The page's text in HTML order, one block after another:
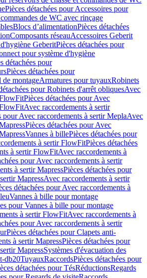
Pièces détachées pour Accessoires pour
de WC avec rinçage
Blocs d’alimentationPièces détachées
Composants réseauAccessoires Geberit
GeberitPièces détachées pour
pour système d'hygiène
détachées pour
Pièces détachées pour
de montageArmatures pour tuyauxRobinets
pour Robinets d'arrêt obliquesAvec
Pièces détachées pour Avec
Avec raccordements à sertir
pour Avec raccordements à sertir MeplaAvec
Pièces détachées pour Avec
Vannes à billePièces détachées pour
à sertir FlowFitPièces détachées
à sertir FlowFitAvec raccordements à
pour Avec raccordements à sertir
à sertir MapressPièces détachées pour
MapressAvec raccordements à sertir
détachées pour Avec raccordements à
Vannes à bille pour montage
pour Vannes à bille pour montage
à sertir FlowFitAvec raccordements à
pour Avec raccordements à sertir
Pièces détachées pour Clapets anti-
à sertir MapressPièces détachées pour
MapressSystèmes d'évacuation des
db20TuyauxRaccordsPièces détachées pour
détachées pour TésRéductionsRegards